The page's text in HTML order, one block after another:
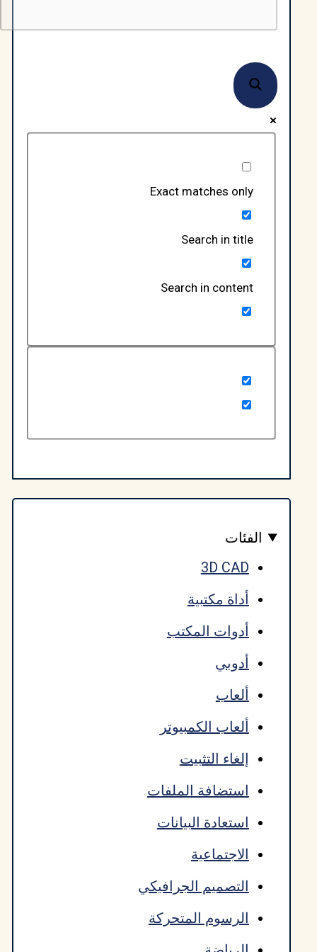
Exact matches only
Search in title
Search in content
3D CAD
أداة مكتبية
أدوات المكتب
ألعاب الكمبيوتر
إلغاء التثبيت
استضافة الملفات
استعادة البيانات
الاجتماعية
التصميم الجرافيكي
الرسوم المتحركة